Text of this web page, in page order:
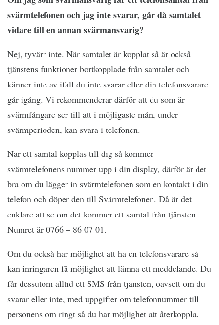
svärmtelefonen och jag inte svarar, går då samtalet
vidare till en annan svärmansvarig?
Nej, tyvärr inte. När samtalet är kopplat så är också
tjänstens funktioner bortkopplade från samtalet och
känner inte av ifall du inte svarar eller din telefonsvarare
går igång. Vi rekommenderar därför att du som är
svärmfångare ser till att i möjligaste mån, under
svärmperioden, kan svara i telefonen.
När ett samtal kopplas till dig så kommer
svärmtelefonens nummer upp i din display, därför är det
bra om du lägger in svärmtelefonen som en kontakt i din
telefon och döper den till Svärmtelefonen. Då är det
enklare att se om det kommer ett samtal från tjänsten.
Numret är 0766 – 86 07 01.
Om du också har möjlighet att ha en telefonsvarare så
kan inringaren få möjlighet att lämna ett meddelande. Du
får dessutom alltid ett SMS från tjänsten, oavsett om du
svarar eller inte, med uppgifter om telefonnummer till
personens om ringt så du har möjlighet att återkoppla.